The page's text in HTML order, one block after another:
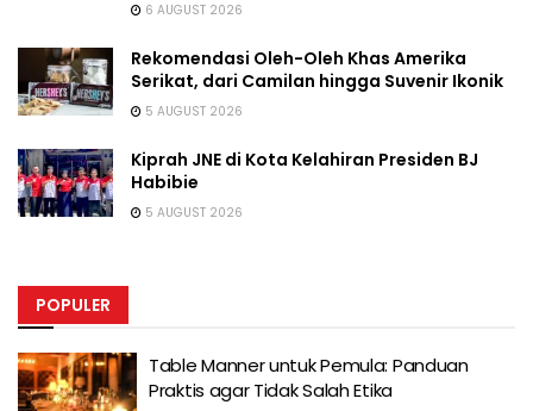
6 AUGUST 2026
Rekomendasi Oleh-Oleh Khas Amerika
Serikat, dari Camilan hingga Suvenir Ikonik
5 AUGUST 2026
Kiprah JNE di Kota Kelahiran Presiden BJ
Habibie
5 AUGUST 2026
POPULER
Table Manner untuk Pemula: Panduan
Praktis agar Tidak Salah Etika